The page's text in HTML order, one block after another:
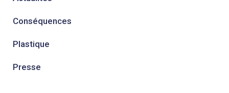
Conséquences
Plastique
Presse